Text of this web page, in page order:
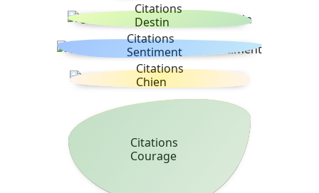
Citations
Destin
Citations
Sentiment
Citations
Chien
Citations
Courage